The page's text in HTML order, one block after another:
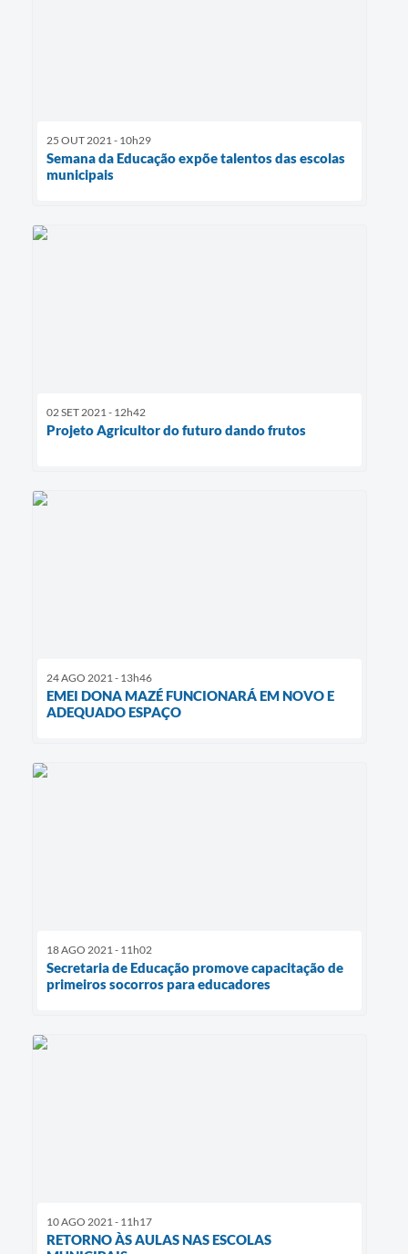
25 OUT 2021 - 10h29
Semana da Educação expõe talentos das escolas
municipais
02 SET 2021 - 12h42
Projeto Agricultor do futuro dando frutos
24 AGO 2021 - 13h46
EMEI DONA MAZÉ FUNCIONARÁ EM NOVO E
ADEQUADO ESPAÇO
18 AGO 2021 - 11h02
Secretaria de Educação promove capacitação de
primeiros socorros para educadores
10 AGO 2021 - 11h17
RETORNO ÀS AULAS NAS ESCOLAS